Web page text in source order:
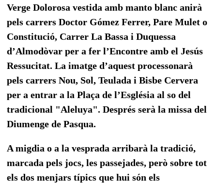
Verge Dolorosa vestida amb manto blanc anirà
pels carrers Doctor Gómez Ferrer, Pare Mulet o
Constitució, Carrer La Bassa i Duquessa
d’Almodòvar per a fer l’Encontre amb el Jesús
Ressucitat. La imatge d’aquest processonarà
pels carrers Nou, Sol, Teulada i Bisbe Cervera
per a entrar a la Plaça de l’Església al so del
tradicional "Aleluya". Després serà la missa del
Diumenge de Pasqua.
A migdia o a la vesprada arribarà la tradició,
marcada pels jocs, les passejades, però sobre tot
els dos menjars típics que hui són els